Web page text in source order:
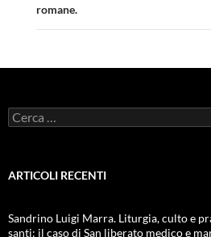
romane.
Ricerca
per:
ARTICOLI RECENTI
Sandrino Luigi Marra. Liturgia, culto e
santi: il caso di San liberato medico e